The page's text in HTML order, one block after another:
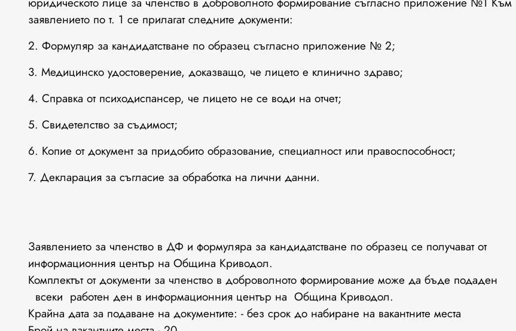
заявлението по т. 1 се прилагат следните документи:
2. Формуляр за кандидатстване по образец съгласно приложение № 2;
3. Медицинско удостоверение, доказващо, че лицето е клинично здраво;
4. Справка от психодиспансер, че лицето не се води на отчет;
5. Свидетелство за съдимост;
6. Копие от документ за придобито образование, специалност или правоспособност;
7. Декларация за съгласие за обработка на лични данни.
Заявлението за членство в ДФ и формуляра за кандидатстване по образец се получават от
информационния център на Община Криводол.
Комплектът от документи за членство в доброволното формирование може да бъде подаден
всеки работен ден в информационния център на Община Криводол.
Крайна дата за подаване на документите: - без срок до набиране на вакантните места